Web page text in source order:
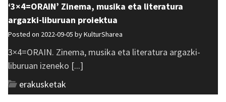
‘3×4=ORAIN’ Zinema, musika eta literatura
argazki-liburuan proiektua
Posted on 2022-09-05 byKulturSharea
3×4=ORAIN. Zinema, musika eta literatura argazki-
liburuan izeneko [...]
erakusketak